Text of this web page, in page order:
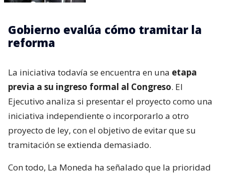
Gobierno evalúa cómo tramitar la
reforma
La iniciativa todavía se encuentra en una etapa
previa a su ingreso formal al Congreso. El
Ejecutivo analiza si presentar el proyecto como una
iniciativa independiente o incorporarlo a otro
proyecto de ley, con el objetivo de evitar que su
tramitación se extienda demasiado.
Con todo, La Moneda ha señalado que la prioridad